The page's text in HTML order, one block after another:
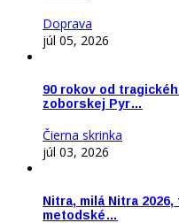
Doprava
júl 05, 2026
90 rokov od
zoborskej Pyr…
Čierna skrinka
júl 03, 2026
Nitra, milá Nitra
metodské…